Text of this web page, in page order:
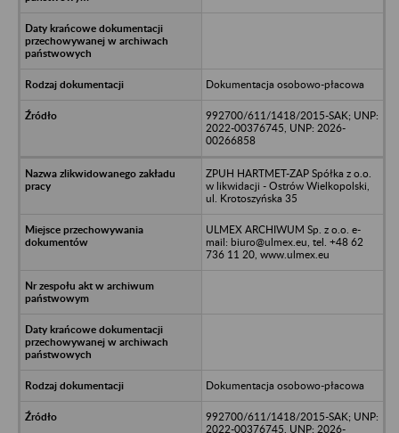
Dokumentacja osobowo-płacowa
992700/611/1418/2015-SAK; UNP:
2022-00376745, UNP: 2026-
00266858
ZPUH HARTMET-ZAP Spółka z o.o.
w likwidacji - Ostrów Wielkopolski,
ul. Krotoszyńska 35
ULMEX ARCHIWUM Sp. z o.o. e-
mail: biuro@ulmex.eu, tel. +48 62
736 11 20, www.ulmex.eu
Dokumentacja osobowo-płacowa
992700/611/1418/2015-SAK; UNP:
2022-00376745, UNP: 2026-